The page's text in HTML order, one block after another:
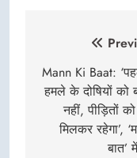
navigation
Mann Ki Baat:
हमले के दोषियों को
नहीं, पीड़ितों
मिलकर रहेगा’,
बात’